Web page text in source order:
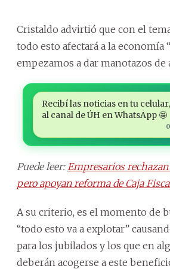
Cristaldo advirtió que con el
todo esto afectará a la economía
empezamos a dar manotazos de
Recibí las noticias en tu
al canal de ÚH en WhatsApp 🤩
Puede leer: Empresarios
pero apoyan reforma de Caja
A su criterio, es el momento de
“todo esto va a explotar”
para los jubilados y los que en
deberán acogerse a este